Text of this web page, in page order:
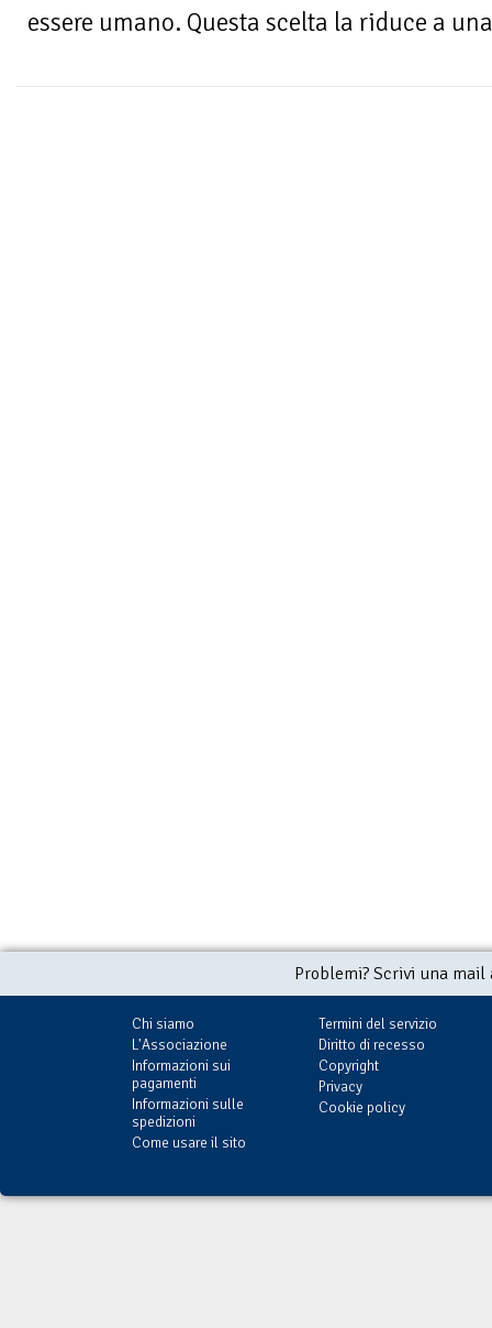
essere umano. Questa scelta la riduce a
Problemi? Scrivi una
Chi siamo
L'Associazione
Informazioni sui
pagamenti
Informazioni sulle
spedizioni
Come usare il sito
Termini del servizio
Diritto di recesso
Copyright
Privacy
Cookie policy